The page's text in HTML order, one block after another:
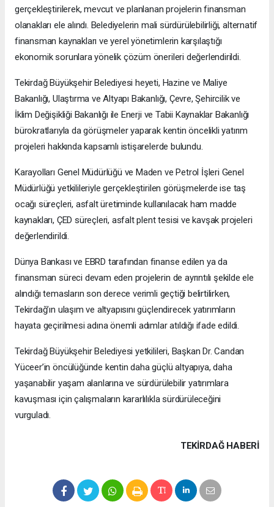
gerçekleştirilerek, mevcut ve planlanan projelerin finansman
olanakları ele alındı. Belediyelerin mali sürdürülebilirliği, alternatif
finansman kaynakları ve yerel yönetimlerin karşılaştığı
ekonomik sorunlara yönelik çözüm önerileri değerlendirildi.
Tekirdağ Büyükşehir Belediyesi heyeti, Hazine ve Maliye
Bakanlığı, Ulaştırma ve Altyapı Bakanlığı, Çevre, Şehircilik ve
İklim Değişikliği Bakanlığı ile Enerji ve Tabii Kaynaklar Bakanlığı
bürokratlarıyla da görüşmeler yaparak kentin öncelikli yatırım
projeleri hakkında kapsamlı istişarelerde bulundu.
Karayolları Genel Müdürlüğü ve Maden ve Petrol İşleri Genel
Müdürlüğü yetkilileriyle gerçekleştirilen görüşmelerde ise taş
ocağı süreçleri, asfalt üretiminde kullanılacak ham madde
kaynakları, ÇED süreçleri, asfalt plent tesisi ve kavşak projeleri
değerlendirildi.
Dünya Bankası ve EBRD tarafından finanse edilen ya da
finansman süreci devam eden projelerin de ayrıntılı şekilde ele
alındığı temasların son derece verimli geçtiği belirtilirken,
Tekirdağ’ın ulaşım ve altyapısını güçlendirecek yatırımların
hayata geçirilmesi adına önemli adımlar atıldığı ifade edildi.
Tekirdağ Büyükşehir Belediyesi yetkilileri, Başkan Dr. Candan
Yüceer’in öncülüğünde kentin daha güçlü altyapıya, daha
yaşanabilir yaşam alanlarına ve sürdürülebilir yatırımlara
kavuşması için çalışmaların kararlılıkla sürdürüleceğini
vurguladı.
TEKIRDAĞ HABERİ